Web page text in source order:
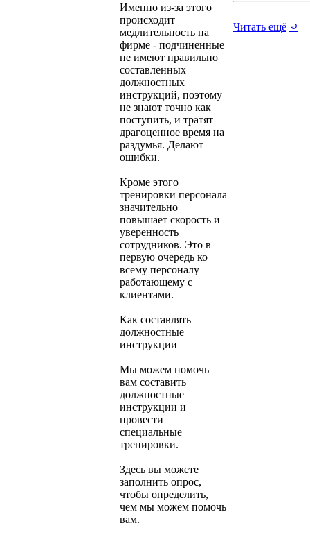
Именно из-за этого
происходит
медлительность на
фирме - подчиненные
не имеют правильно
составленных
должностных
инструкций, поэтому
не знают точно как
поступить, и тратят
драгоценное время на
раздумья. Делают
ошибки.
Кроме этого
тренировки персонала
значительно
повышает скорость и
уверенность
сотрудников. Это в
первую очередь ко
всему персоналу
работающему с
клиентами.
Как составлять
должностные
инструкции
Мы можем помочь
вам составить
должностные
инструкции и
провести
специальные
тренировки.
Здесь вы можете
заполнить опрос,
чтобы определить,
чем мы можем помочь
вам.
Читать ещё ⤾